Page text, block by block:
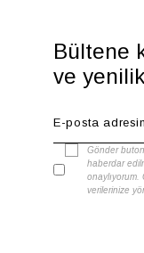
Bültene
ve
Gönder
haberdar
verilerinize